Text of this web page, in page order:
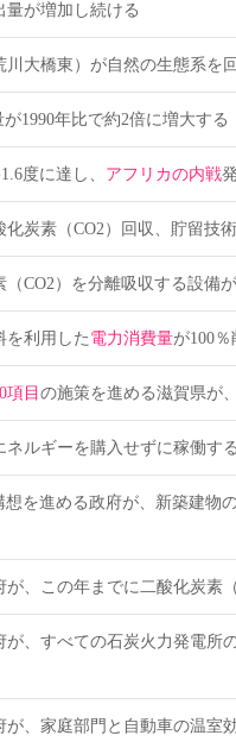
量が増加し続ける
川大橋東）が自然の生態系を
が1990年比で約2倍に増大する
度に達し、 アフリカの内戦
化炭素（CO2）回収、貯留技
CO2）を分離吸収する設備
を利用した電力消費量が100
項目 の施策を進める滋賀県が
ルギーを購入せずに稼働する
想を進める政府が、新築建
、この年までに二酸化炭素
、すべての石炭火力発電所
、家庭部門と自動車の温室